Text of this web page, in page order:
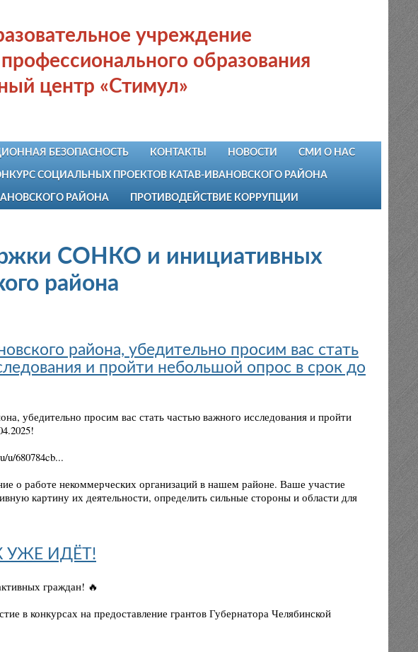
учреждение
образования
центр «Стимул»
БЕЗОПАСНОСТЬ КОНТАКТЫ НОВОСТИ СМИ О НАС
СОЦИАЛЬНЫХ ПРОЕКТОВ КАТАВ-ИВАНОВСКОГО РАЙОНА
РАЙОНА ПРОТИВОДЕЙСТВИЕ КОРРУПЦИИ
СОНКО и инициативных
района
района, убедительно просим вас стать
и пройти небольшой опрос в срок до
убедительно просим вас стать частью важного исследования и пройти
u/680784cb...
о работе некоммерческих организаций в нашем районе. Ваше участие
картину их деятельности, определить сильные стороны и области для
УЖЕ ИДЁТ!
граждан! 🔥
в конкурсах на предоставление грантов Губернатора Челябинской